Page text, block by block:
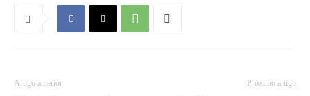
Artigo anterior Próximo artigo